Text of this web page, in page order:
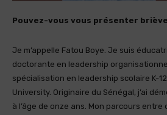
Pouvez-vous vous présenter
Je m’appelle Fatou Boye. Je suis
doctorante en leadership
spécialisation en leadership scolaire K-
University. Originaire du Sénégal, j’ai
à l’âge de onze ans. Mon parcours